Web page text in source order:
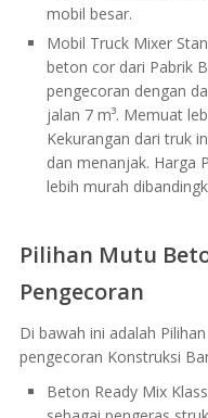
mobil besar.
Mobil Truck Mixer
beton cor dari Pabrik
pengecoran dengan
jalan 7 m³. Memuat
Kekurangan dari truk
dan menanjak. Harga
lebih murah
Pilihan Mutu
Pengecoran
Di bawah ini adalah
pengecoran Konstruksi
Beton Ready Mix